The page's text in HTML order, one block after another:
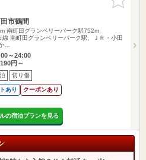
りに追加
市鶴間
南町田グランベリーパーク駅752m
線 南町田グランベリーパーク駅、ＪＲ・小田
…
～24:00
円～
切り傷
あり クーポンあり
の宿泊プランを見る